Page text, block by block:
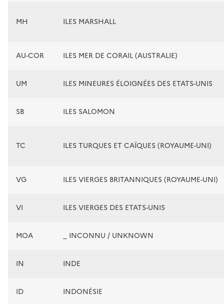
MH ILES MARSHALL
AU-COR ILES MER DE CORAIL (AUSTRALIE)
UM ILES MINEURES ÉLOIGNÉES DES ETATS-UNIS
SB ILES SALOMON
TC ILES TURQUES ET CAÏQUES (ROYAUME-UNI)
VG ILES VIERGES BRITANNIQUES (ROYAUME-UNI)
VI ILES VIERGES DES ETATS-UNIS
MOA _ INCONNU / UNKNOWN
IN INDE
ID INDONÉSIE